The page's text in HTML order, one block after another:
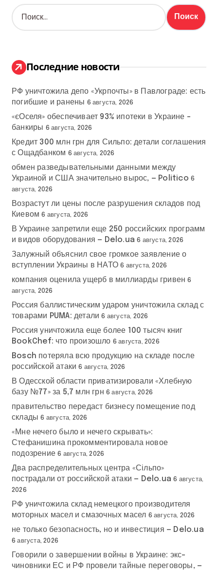
Н
а
:
Последние новости
РФ уничтожила депо «Укрпочты» в Павлограде: есть
погибшие и ранены 6 августа, 2026
«єОселя» обеспечивает 93% ипотеки в Украине –
банкиры 6 августа, 2026
Кредит 300 млн грн для Сильпо: детали соглашения
с Ощадбанком 6 августа, 2026
обмен разведывательными данными между
Украиной и США значительно вырос, — Politico 6
августа, 2026
Возрастут ли цены после разрушения складов под
Киевом 6 августа, 2026
В Украине запретили еще 250 российских программ
и видов оборудования — Delo.ua 6 августа, 2026
Залужный объяснил свое громкое заявление о
вступлении Украины в НАТО 6 августа, 2026
компания оценила ущерб в миллиарды гривен 6
августа, 2026
Россия баллистическим ударом уничтожила склад с
товарами PUMA: детали 6 августа, 2026
Россия уничтожила еще более 100 тысяч книг
BookChef: что произошло 6 августа, 2026
Bosch потеряла всю продукцию на складе после
российской атаки 6 августа, 2026
В Одесской области приватизировали «Хлебную
базу №77» за 5,7 млн грн 6 августа, 2026
правительство передаст бизнесу помещение под
склады 6 августа, 2026
«Мне нечего было и нечего скрывать»:
Стефанишина прокомментировала новое
подозрение 6 августа, 2026
Два распределительных центра «Сільпо»
пострадали от российской атаки — Delo.ua 6 августа,
2026
РФ уничтожила склад немецкого производителя
моторных масел и смазочных масел 6 августа, 2026
не только безопасность, но и инвестиция — Delo.ua
6 августа, 2026
Говорили о завершении войны в Украине: экс-
чиновники ЕС и РФ провели тайные переговоры, —